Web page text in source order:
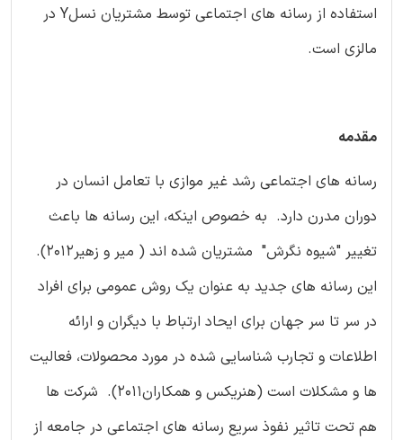
استفاده از رسانه های اجتماعی توسط مشتریان نسلY در
مالزی است.
مقدمه
رسانه های اجتماعی رشد غیر موازی با تعامل انسان در
دوران مدرن دارد. به خصوص اینکه، این رسانه ها باعث
تغییر "شیوه نگرش" مشتریان شده اند ( میر و زهیر2012).
این رسانه های جدید به عنوان یک روش عمومی برای افراد
در سر تا سر جهان برای ایحاد ارتباط با دیگران و ارائه
اطلاعات و تجارب شناسایی شده در مورد محصولات، فعالیت
ها و مشکلات است (هنریکس و همکاران2011). شرکت ها
هم تحت تاثیر نفوذ سریع رسانه های اجتماعی در جامعه از